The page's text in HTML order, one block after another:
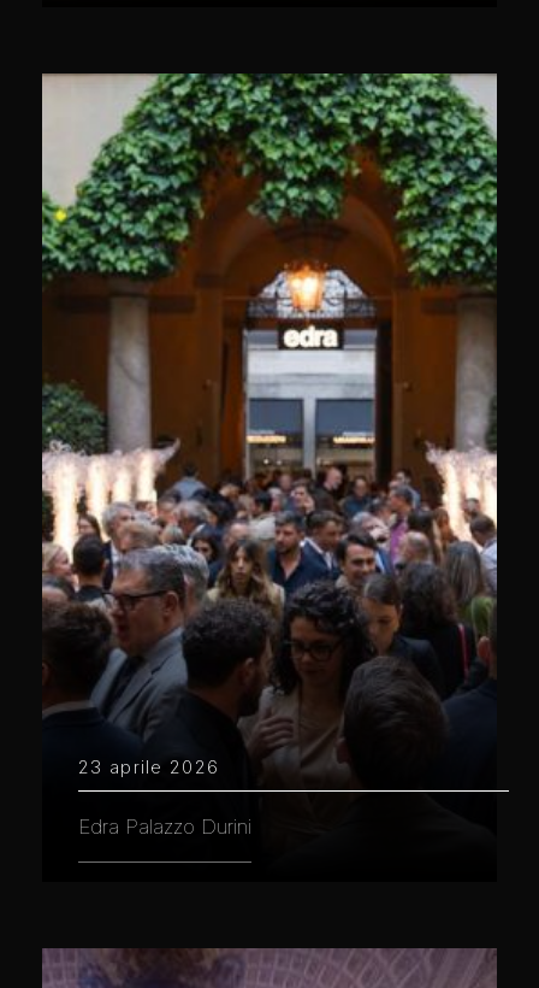
23 aprile 2026
Edra Palazzo Durini